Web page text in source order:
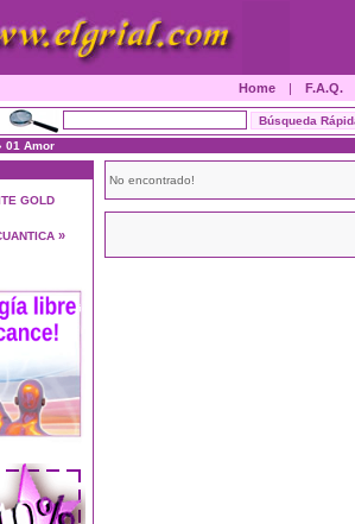
Home | F.A.Q.
01 Amor
GOLD
»
No encontrado!